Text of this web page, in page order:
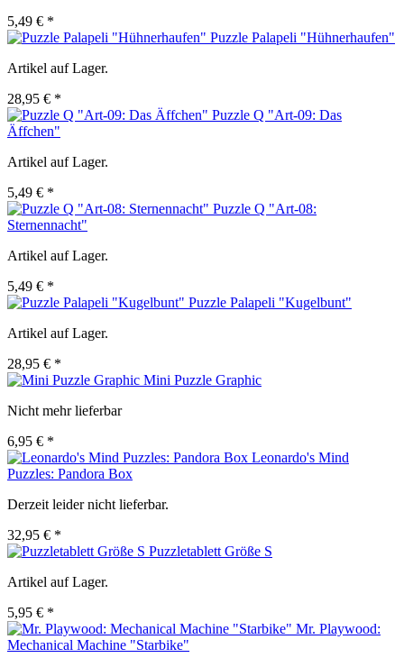
5,49 € *
Puzzle Palapeli "Hühnerhaufen"
Artikel auf Lager.
28,95 € *
Puzzle Q "Art-09: Das
Äffchen"
Artikel auf Lager.
5,49 € *
Puzzle Q "Art-08:
Sternennacht"
Artikel auf Lager.
5,49 € *
Puzzle Palapeli "Kugelbunt"
Artikel auf Lager.
28,95 € *
Mini Puzzle Graphic
Nicht mehr lieferbar
6,95 € *
Leonardo's Mind
Puzzles: Pandora Box
Derzeit leider nicht lieferbar.
32,95 € *
Puzzletablett Größe S
Artikel auf Lager.
5,95 € *
Mr. Playwood:
Mechanical Machine "Starbike"